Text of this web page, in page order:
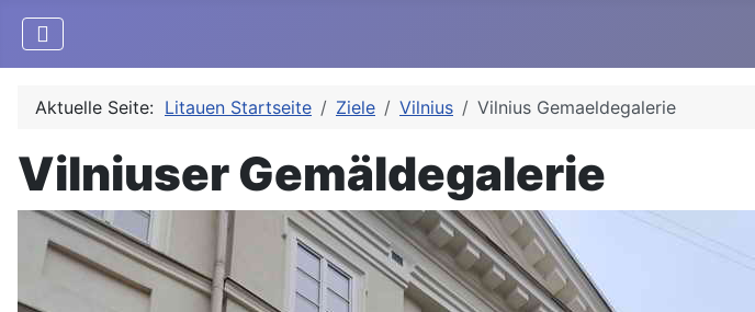
Aktuelle Seite: Litauen Startseite Ziele Vilnius Vilnius Gemaeldegalerie
Vilniuser Gemäldegalerie